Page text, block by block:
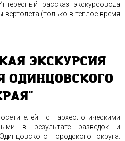
рассказ экскурсовода
(только в теплое время
ЭКСКУРСИЯ
ОДИНЦОВСКОГО
с археологическими
в результате разведок и
городского округа.